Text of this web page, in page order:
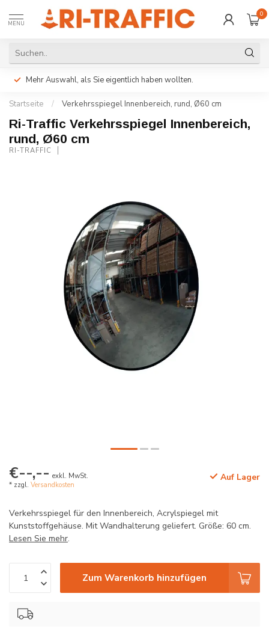
MENU
0
Mehr Auswahl, als Sie eigentlich haben wollten.
Startseite / Verkehrsspiegel Innenbereich, rund, Ø60 cm
Ri-Traffic Verkehrsspiegel Innenbereich,
rund, Ø60 cm
RI-TRAFFIC
€--,-- exkl. MwSt.
* zzgl. Versandkosten
Auf Lager
Verkehrsspiegel für den Innenbereich, Acrylspiegel mit
Kunststoffgehäuse. Mit Wandhalterung geliefert. Größe: 60 cm.
Lesen Sie mehr.
Zum Warenkorb hinzufügen